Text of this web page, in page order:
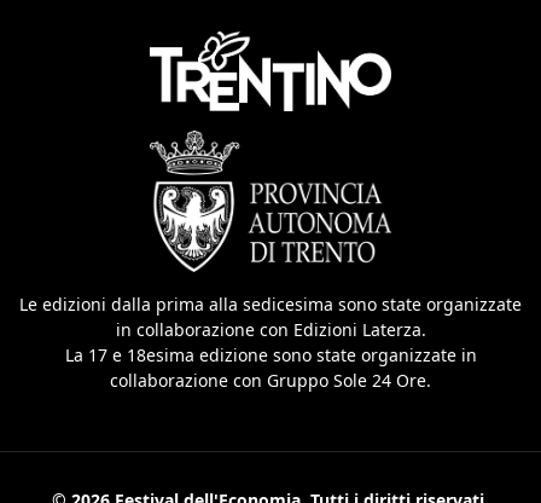
Le edizioni dalla prima alla sedicesima sono state organizzate
in collaborazione con Edizioni Laterza.
La 17 e 18esima edizione sono state organizzate in
collaborazione con Gruppo Sole 24 Ore.